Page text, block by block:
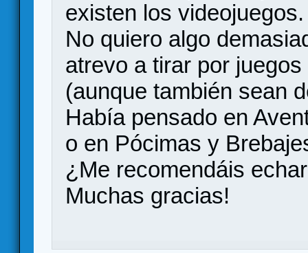
existen los videojuegos.
No quiero algo
atrevo a tirar por
(aunque también sean
Había pensado en
o en Pócimas y
¿Me recomendáis
Muchas gracias!